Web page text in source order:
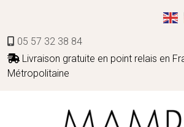
05 57 32 38 84
Livraison gratuite en point relais en
Métropolitaine